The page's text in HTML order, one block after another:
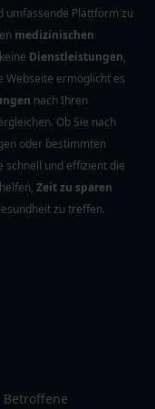
umfassende Plattform zu
medizinischen
Dienstleistungen,
Webseite ermöglicht es
nach Ihren
Ob Sie nach
oder bestimmten
schnell und effizient die
Zeit zu sparen
zu treffen.